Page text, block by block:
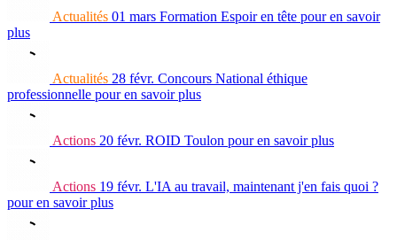
Actualités 01 mars Formation Espoir en tête pour en savoir
plus
Actualités 28 févr. Concours National éthique
professionnelle pour en savoir plus
Actions 20 févr. ROID Toulon pour en savoir plus
Actions 19 févr. L'IA au travail, maintenant j'en fais quoi ?
pour en savoir plus